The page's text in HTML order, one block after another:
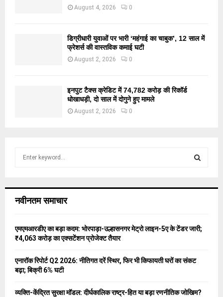
August 4, 2026 0
डिग्रीधारी युवाओं पर भारी ‘महंगाई का चाबुक’, 12 साल में
फ्रेशर्स की वास्तविक कमाई घटी
August 2, 2026 0
इनपुट टैक्स क्रेडिट में 74,782 करोड़ की रिकॉर्ड
धोखाधड़ी, दो साल में दोगुने हुए मामले
August 2, 2026 0
h
o
r
C
नवीनतम समाचार
एमएमआरडीए का बड़ा कदम: भोरपाड़ा-उल्हासनगर मेट्रो लाइन-5ए के टेंडर जारी;
₹4,063 करोड़ का एक्सटेंशन प्रोजेक्ट तैयार
एनारॉक रिपोर्ट Q2 2026: नीतिगत दरें स्थिर, फिर भी किफायती घरों का संकट
बढ़ा; बिक्री 6% घटी
व्यक्ति-केंद्रित सुरक्षा मॉडल: दीर्घकालिक राष्ट्र-हित या बड़ा रणनीतिक जोखिम?